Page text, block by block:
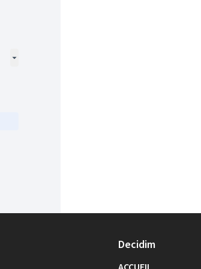
Decidim
ACCUEIL